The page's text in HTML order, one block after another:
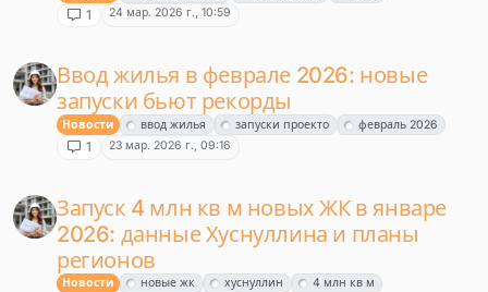
1 24 мар. 2026 г., 10:59
Ввод жилья в феврале 2026: новые
запуски бьют рекорды
Новости ввод жилья запуски проекто февраль 2026
1 23 мар. 2026 г., 09:16
Запуск 4 млн кв м новых ЖК в январе
2026: данные Хуснуллина и планы
регионов
Новости новые жк хуснуллин 4 млн кв м